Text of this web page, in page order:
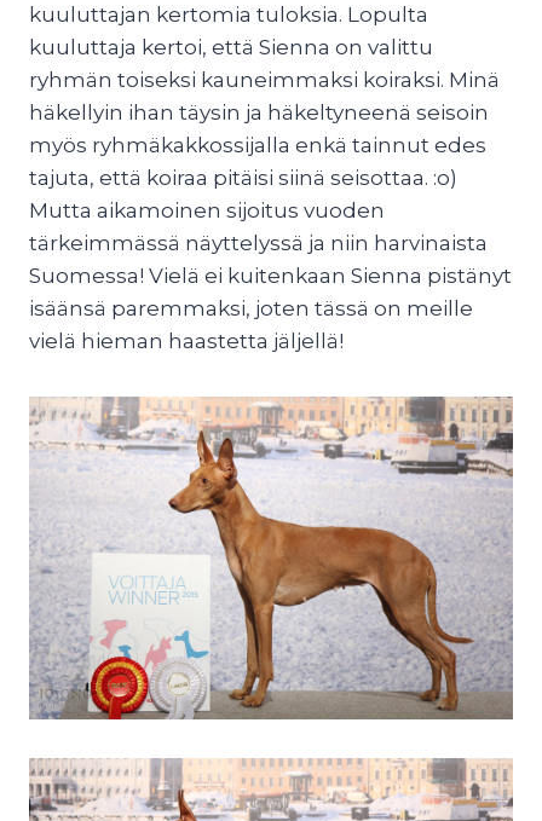
kuuluttajan kertomia tuloksia. Lopulta
kuuluttaja kertoi, että Sienna on valittu
ryhmän toiseksi kauneimmaksi koiraksi. Minä
häkellyin ihan täysin ja häkeltyneenä seisoin
myös ryhmäkakkossijalla enkä tainnut edes
tajuta, että koiraa pitäisi siinä seisottaa. :o)
Mutta aikamoinen sijoitus vuoden
tärkeimmässä näyttelyssä ja niin harvinaista
Suomessa! Vielä ei kuitenkaan Sienna pistänyt
isäänsä paremmaksi, joten tässä on meille
vielä hieman haastetta jäljellä!